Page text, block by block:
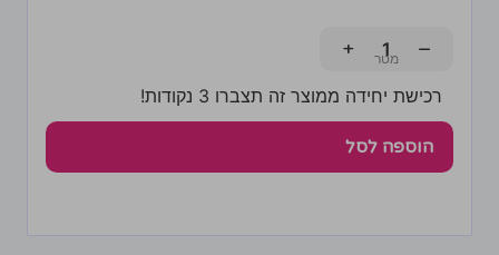
−
+
רכישת יחידה ממוצר זה תצברו 3 נקודות!
הוספה לסל